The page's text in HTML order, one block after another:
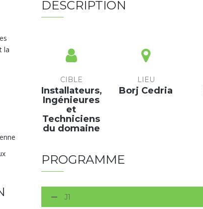
la
DESCRIPTION
CIBLE
Installateurs,
Ingénieures
et
Techniciens
du domaine
LIEU
Borj Cedria
PROGRAMME
J1